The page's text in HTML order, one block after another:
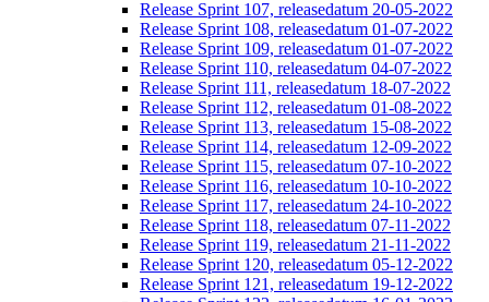
Release Sprint 107, releasedatum 20-05-2022
Release Sprint 108, releasedatum 01-07-2022
Release Sprint 109, releasedatum 01-07-2022
Release Sprint 110, releasedatum 04-07-2022
Release Sprint 111, releasedatum 18-07-2022
Release Sprint 112, releasedatum 01-08-2022
Release Sprint 113, releasedatum 15-08-2022
Release Sprint 114, releasedatum 12-09-2022
Release Sprint 115, releasedatum 07-10-2022
Release Sprint 116, releasedatum 10-10-2022
Release Sprint 117, releasedatum 24-10-2022
Release Sprint 118, releasedatum 07-11-2022
Release Sprint 119, releasedatum 21-11-2022
Release Sprint 120, releasedatum 05-12-2022
Release Sprint 121, releasedatum 19-12-2022